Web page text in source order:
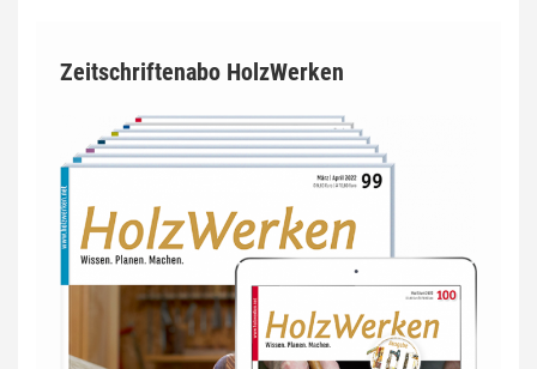
Zeitschriftenabo HolzWerken